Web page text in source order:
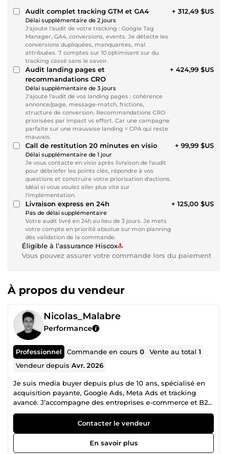
Audit complet tracking GTM et GA4
Délai supplémentaire de 2 jours
J'ajoute l'audit de votre tracking : Google Tag
Manager, GA4, conversions, events. Je détecte les
conversions dupliquées, manquantes, mal
attribuées. 7 comptes sur 10 optimisent sur du
tracking cassé sans le savoir.
+ 312,49 $US
Audit landing pages et
recommandations CRO
Délai supplémentaire de 3 jours
J'ajoute l'audit de vos landing pages : cohérence
annonce/page, message-match, frictions,
structure de conversion. Recommandations CRO
priorisées par impact vs effort. Car une campagne
parfaite sur une mauvaise landing = CPA qui reste
mauvais.
+ 424,99 $US
Call de restitution 20 minutes en visio
Délai supplémentaire de 1 jour
Je vous contacte en visio après livraison de l'audit
pour débriefer les points clés, répondre à vos
questions et construire votre priorisation d'actions.
Idéal si vous voulez aller plus vite sur
l'implémentation.
+ 99,99 $US
Livraison express en 24h
Pas de délai supplémentaire
Votre audit livré en 24h au lieu de 3 jours. Je mets
votre compte en priorité absolue sur mon planning
dès validation de la commande.
+ 125,00 $US
Éligible à l’assurance Hiscox
Vous pouvez assurer votre commande lors du paiement
À propos du vendeur
Nicolas_Malabre
Performance
Professionnel Commande en cours0 Vente au total1
Vendeur depuisAvr. 2026
Je suis media buyer depuis plus de 10 ans, spécialisé en
acquisition payante, Google Ads, Meta Ads et tracking
avancé. J’accompagne des entreprises e-commerce et B2B
à générer plus de chiffre d’affaires, réduire leur coût
d’acquisition (CPA) et améliorer leur rentabilité (ROAS)
grâce à des stratégies concrètes, basées sur la data et
orientées résultats. Mes expertises principales Google Ads
(Search, Shopping, Performance Max) Meta Ads (Facebook
Contacter le vendeur
En savoir plus